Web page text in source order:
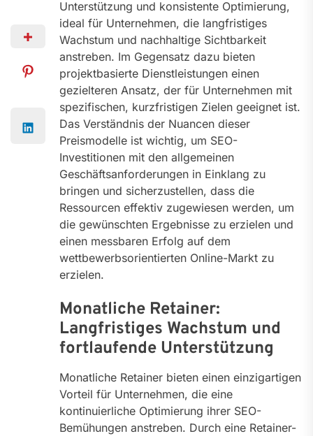
Unterstützung und konsistente Optimierung,
ideal für Unternehmen, die langfristiges
Wachstum und nachhaltige Sichtbarkeit
anstreben. Im Gegensatz dazu bieten
projektbasierte Dienstleistungen einen
gezielteren Ansatz, der für Unternehmen mit
spezifischen, kurzfristigen Zielen geeignet ist.
Das Verständnis der Nuancen dieser
Preismodelle ist wichtig, um SEO-
Investitionen mit den allgemeinen
Geschäftsanforderungen in Einklang zu
bringen und sicherzustellen, dass die
Ressourcen effektiv zugewiesen werden, um
die gewünschten Ergebnisse zu erzielen und
einen messbaren Erfolg auf dem
wettbewerbsorientierten Online-Markt zu
erzielen.
Monatliche Retainer:
Langfristiges Wachstum und
fortlaufende Unterstützung
Monatliche Retainer bieten einen einzigartigen
Vorteil für Unternehmen, die eine
kontinuierliche Optimierung ihrer SEO-
Bemühungen anstreben. Durch eine Retainer-